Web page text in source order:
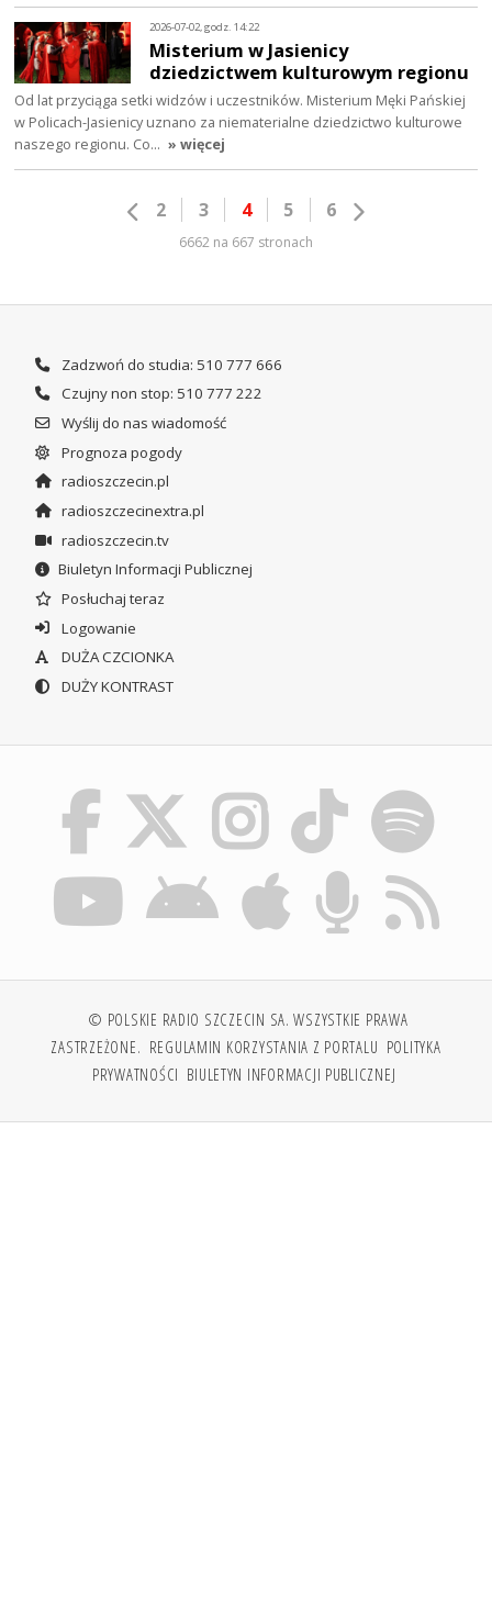
2026-07-02, godz. 14:22
Misterium w Jasienicy
dziedzictwem kulturowym regionu
Od lat przyciąga setki widzów i uczestników. Misterium Męki Pańskiej
w Policach-Jasienicy uznano za niematerialne dziedzictwo kulturowe
naszego regionu. Co… » więcej
2 3 4 5 6
6662 na 667 stronach
Zadzwoń do studia: 510 777 666
Czujny non stop: 510 777 222
Wyślij do nas wiadomość
Prognoza pogody
radioszczecin.pl
radioszczecinextra.pl
radioszczecin.tv
Biuletyn Informacji Publicznej
Posłuchaj teraz
Logowanie
DUŻA CZCIONKA
DUŻY KONTRAST
© POLSKIE RADIO SZCZECIN SA. WSZYSTKIE PRAWA
ZASTRZEŻONE. REGULAMIN KORZYSTANIA Z PORTALU POLITYKA
PRYWATNOŚCI BIULETYN INFORMACJI PUBLICZNEJ